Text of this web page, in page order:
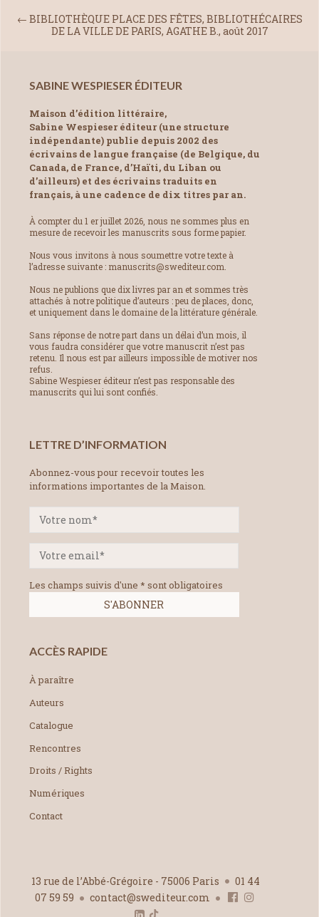
← BIBLIOTHÈQUE PLACE DES FÊTES, BIBLIOTHÉCAIRES
DE LA VILLE DE PARIS, AGATHE B., août 2017
SABINE WESPIESER ÉDITEUR
Maison d’édition littéraire,
Sabine Wespieser éditeur (une structure
indépendante) publie depuis 2002 des
écrivains de langue française (de Belgique, du
Canada, de France, d’Haïti, du Liban ou
d’ailleurs) et des écrivains traduits en
français, à une cadence de dix titres par an.
À compter du 1 er juillet 2026, nous ne sommes plus en
mesure de recevoir les manuscrits sous forme papier.
Nous vous invitons à nous soumettre votre texte à
l’adresse suivante : manuscrits@swediteur.com.
Nous ne publions que dix livres par an et sommes très
attachés à notre politique d’auteurs : peu de places, donc,
et uniquement dans le domaine de la littérature générale.
Sans réponse de notre part dans un délai d’un mois, il
vous faudra considérer que votre manuscrit n’est pas
retenu. Il nous est par ailleurs impossible de motiver nos
refus.
Sabine Wespieser éditeur n’est pas responsable des
manuscrits qui lui sont confiés.
LETTRE D’INFORMATION
Abonnez-vous pour recevoir toutes les
informations importantes de la Maison.
Les champs suivis d'une * sont obligatoires
ACCÈS RAPIDE
À paraître
Auteurs
Catalogue
Rencontres
Droits / Rights
Numériques
Contact
13 rue de l’Abbé-Grégoire - 75006 Paris
01 44
07 59 59
contact@swediteur.com